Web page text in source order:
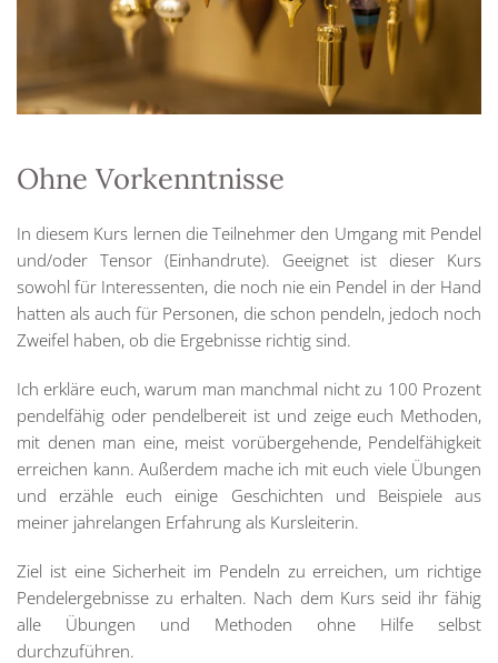
Ohne Vorkenntnisse
In diesem Kurs lernen die Teilnehmer den Umgang mit Pendel
und/oder Tensor (Einhandrute). Geeignet ist dieser Kurs
sowohl für Interessenten, die noch nie ein Pendel in der Hand
hatten als auch für Personen, die schon pendeln, jedoch noch
Zweifel haben, ob die Ergebnisse richtig sind.
Ich erkläre euch, warum man manchmal nicht zu 100 Prozent
pendelfähig oder pendelbereit ist und zeige euch Methoden,
mit denen man eine, meist vorübergehende, Pendelfähigkeit
erreichen kann. Außerdem mache ich mit euch viele Übungen
und erzähle euch einige Geschichten und Beispiele aus
meiner jahrelangen Erfahrung als Kursleiterin.
Ziel ist eine Sicherheit im Pendeln zu erreichen, um richtige
Pendelergebnisse zu erhalten. Nach dem Kurs seid ihr fähig
alle Übungen und Methoden ohne Hilfe selbst
durchzuführen.